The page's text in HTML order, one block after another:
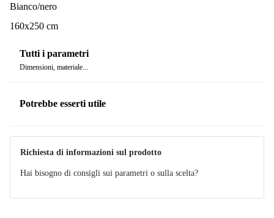
Bianco/nero
160x250 cm
Tutti i parametri
Dimensioni, materiale...
Potrebbe esserti utile
Richiesta di informazioni sul prodotto
Hai bisogno di consigli sui parametri o sulla scelta?